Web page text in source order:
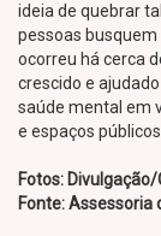
ideia de quebrar
pessoas
ocorreu há cerca
crescido e
saúde mental em
e espaços
Fotos: Divulgação/
Fonte: Assessoria